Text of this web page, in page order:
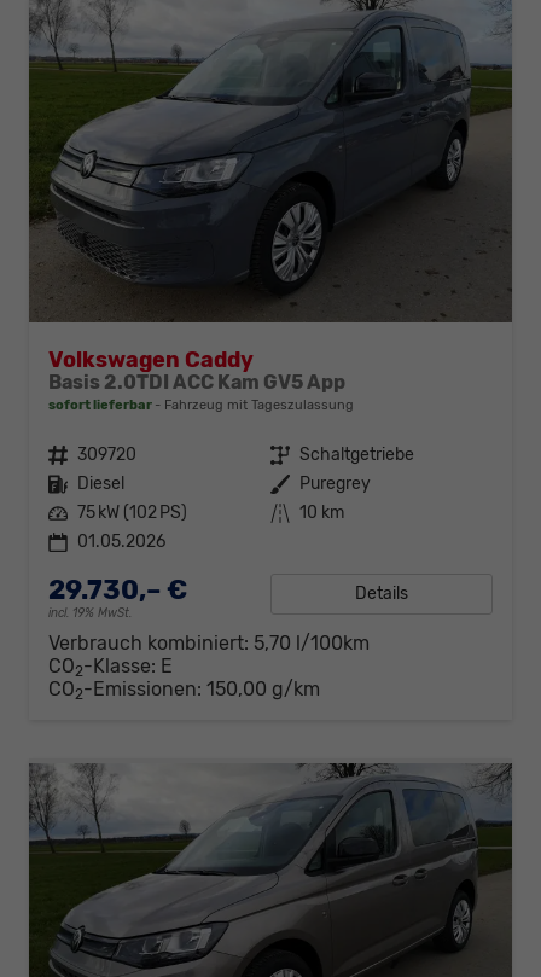
Volkswagen Caddy
Basis 2.0TDI ACC Kam GV5 App
sofort lieferbar Fahrzeug mit Tageszulassung
Fahrzeugnr. 309720 Getriebe Schaltgetriebe
Kraftstoff Diesel Außenfarbe Puregrey
Leistung 75 kW (102 PS) Kilometerstand 10 km
01.05.2026
29.730,– €
incl. 19% MwSt.
Details
Verbrauch kombiniert: 5,70 l/100km
CO2-Klasse: E
CO2-Emissionen: 150,00 g/km